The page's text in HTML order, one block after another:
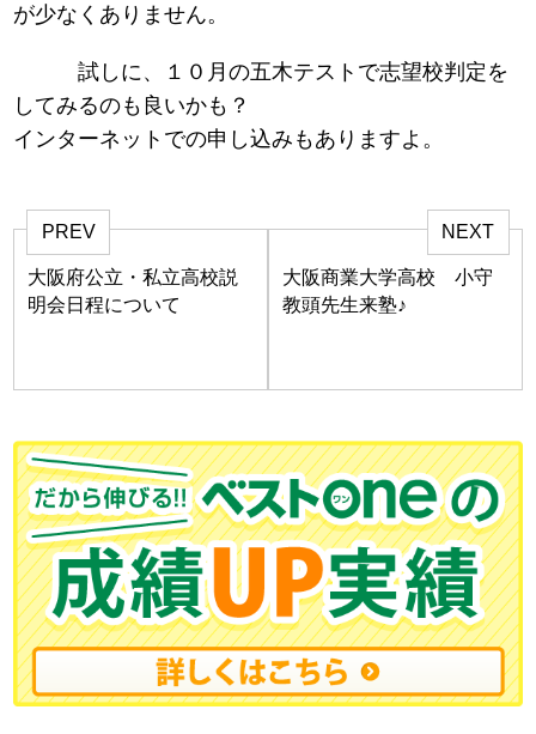
が少なくありません。
試しに、１０月の五木テストで志望校判定を
してみるのも良いかも？
インターネットでの申し込みもありますよ。
PREV
大阪府公立・私立高校説
明会日程について
NEXT
大阪商業大学高校 小守
教頭先生来塾♪